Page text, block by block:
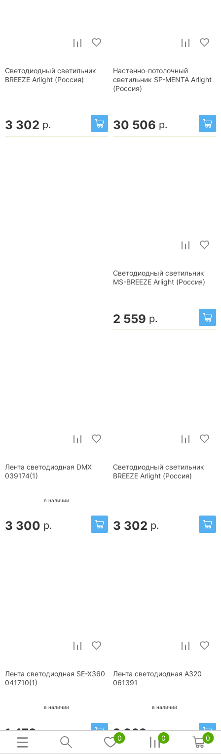
Светодиодный светильник
BREEZE Arlight (Россия)
3 302 р.
Настенно-потолочный
светильник SP-MENTA Arlight
(Россия)
30 506 р.
Светодиодный светильник
MS-BREEZE Arlight (Россия)
2 559 р.
Лента светодиодная DMX
039174(1)
в наличии
3 300 р.
Светодиодный светильник
BREEZE Arlight (Россия)
3 302 р.
Лента светодиодная SE-X360
041710(1)
в наличии
1 479 р.
Лента светодиодная A320
061391
в наличии
2 862 р.
0 0 0